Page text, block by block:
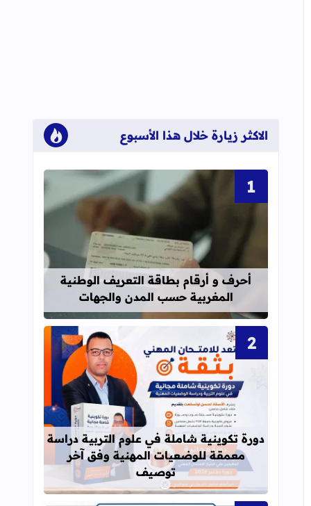
الاكثر زيارة خلال هذا الأسبوع
قراءة المزيد عن أحرف و أرقام
أحرف و أرقام بطاقة التعريف الوطنية
المغربية حسب المدن والجهات
قراءة المزيد عن دورة تكوينية
دورة تكوينية شاملة في علوم التربية دراسة
معمقة للوضعيات المهنية وفق آخر
توصيف